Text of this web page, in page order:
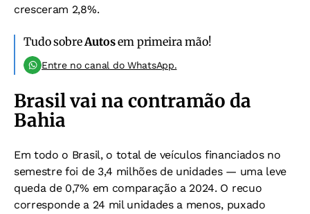
cresceram 2,8%.
Tudo sobreAutosem primeira mão!
Entre no canal do WhatsApp.
Brasil vai na contramão da
Bahia
Em todo o Brasil, o total de veículos financiados no
semestre foi de 3,4 milhões de unidades — uma leve
queda de 0,7% em comparação a 2024. O recuo
corresponde a 24 mil unidades a menos, puxado